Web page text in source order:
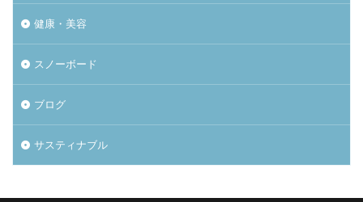
健康・美容
スノーボード
ブログ
サスティナブル